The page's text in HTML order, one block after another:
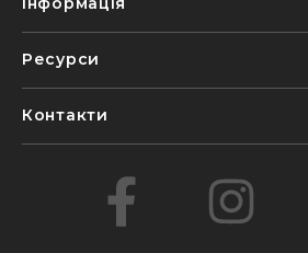
Ресурси
Контакти